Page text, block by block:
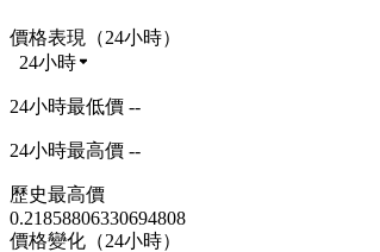
價格表現（24小時）
24小時
24小時最低價 --
24小時最高價 --
歷史最高價
0.21858806330694808
價格變化（24小時）